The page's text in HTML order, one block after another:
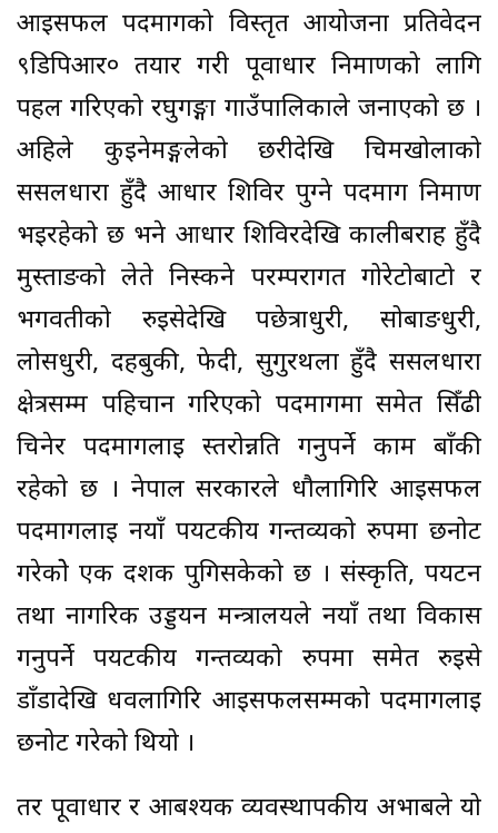
आइसफल पदमार्गको विस्तृत आयोजना प्रतिवेदन
९डिपिआर० तयार गरी पूर्वाधार निर्माणको लागि
पहल गरिएको रघुगङ्गा गाउँपालिकाले जनाएको छ ।
अहिले कुइनेमङ्गलेको छरीदेखि चिमखोलाको
ससलधारा हुँदै आधार शिविर पुग्ने पदमार्ग निर्माण
भइरहेको छ भने आधार शिविरदेखि कालीबराह हुँदै
मुस्ताङको लेते निस्कने परम्परागत गोरेटोबाटो र
भगवतीको रुइसेदेखि पछेत्राधुरी, सोबाङधुरी,
लोसधुरी, दहबुकी, फेदी, सुगुरथला हुँदै ससलधारा
क्षेत्रसम्म पहिचान गरिएको पदमार्गमा समेत सिँढी
चिनेर पदमार्गलाई स्तरोन्नति गर्नुपर्ने काम बाँकी
रहेको छ । नेपाल सरकारले धौलागिरि आइसफल
पदमार्गलाई नयाँ पर्यटकीय गन्तव्यको रुपमा छनोट
गरेकोे एक दशक पुगिसकेको छ । संस्कृति, पर्यटन
तथा नागरिक उड्डयन मन्त्रालयले नयाँ तथा विकास
गर्नुपर्ने पर्यटकीय गन्तव्यको रुपमा समेत रुईसे
डाँडादेखि धवलागिरि आइसफलसम्मको पदमार्गलाई
छनोट गरेको थियो ।
तर पूर्वाधार र आबश्यक व्यवस्थापकीय अभाबले यो